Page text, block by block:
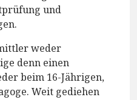
und
weder
denn einen
beim 16-Jährigen,
Weit gediehen